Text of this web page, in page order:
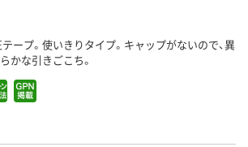
ープ。使いきりタイプ。キャップがないので、異
かな引きごこち。